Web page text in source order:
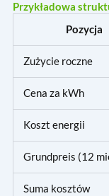
Przykładowa
Pozycja
Zużycie roczne
Cena za kWh
Koszt energii
Grundpreis (12
Suma kosztów